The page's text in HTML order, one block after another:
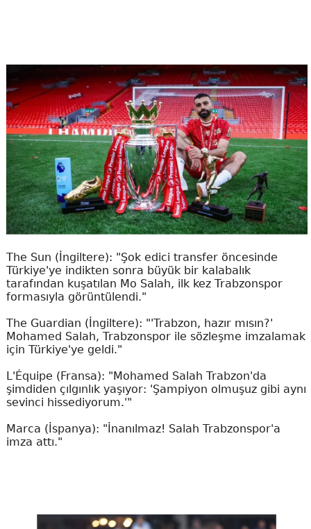
The Sun (İngiltere): "Şok edici transfer öncesinde
Türkiye'ye indikten sonra büyük bir kalabalık
tarafından kuşatılan Mo Salah, ilk kez Trabzonspor
formasıyla görüntülendi."
The Guardian (İngiltere): "'Trabzon, hazır mısın?'
Mohamed Salah, Trabzonspor ile sözleşme imzalamak
için Türkiye'ye geldi."
L'Équipe (Fransa): "Mohamed Salah Trabzon'da
şimdiden çılgınlık yaşıyor: 'Şampiyon olmuşuz gibi aynı
sevinci hissediyorum.'"
Marca (İspanya): "İnanılmaz! Salah Trabzonspor'a
imza attı."